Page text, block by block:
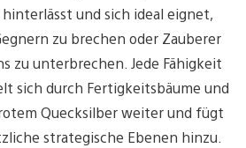
und sich ideal eignet,
zu brechen oder Zauberer
zu unterbrechen. Jede Fähigkeit
sich durch Fertigkeitsbäume und
Quecksilber weiter und fügt
strategische Ebenen hinzu.